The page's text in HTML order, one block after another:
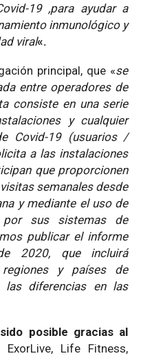
19 ,para ayudar a
inmunológico y
viral«.
principal, que «se
entre operadores de
consiste en una serie
y cualquier
Covid-19 (usuarios /
a las instalaciones
que proporcionen
semanales desde
y mediante el uso de
por sus sistemas de
publicar el informe
2020, que incluirá
y países de
las diferencias en las
posible gracias al
ExorLive, Life Fitness,